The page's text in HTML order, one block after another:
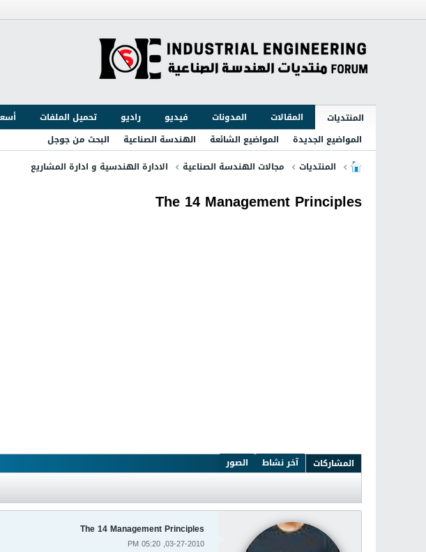
المنتديات المقالات المدونات فيديو راديو تحميل الملفات
المواضيع الجديدة
المواضيع الشائعة الهندسة الصناعية
البحث من جوجل
المنتديات
مجالات الهندسة الصناعية الادارة الهندسية و ادارة المشاريع
The 14 Management Principles
المشاركات آخر نشاط الصور
The 14 Management Principles
03-27-2010, 05:20 PM